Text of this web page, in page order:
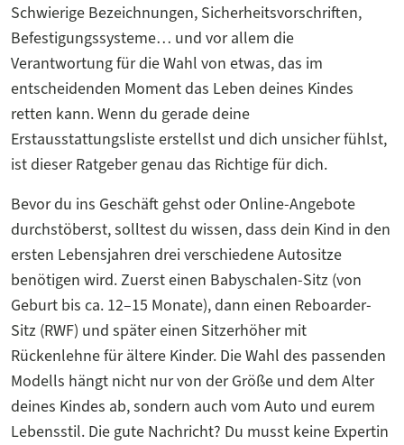
Schwierige Bezeichnungen, Sicherheitsvorschriften,
Befestigungssysteme… und vor allem die
Verantwortung für die Wahl von etwas, das im
entscheidenden Moment das Leben deines Kindes
retten kann. Wenn du gerade deine
Erstausstattungsliste erstellst und dich unsicher fühlst,
ist dieser Ratgeber genau das Richtige für dich.
Bevor du ins Geschäft gehst oder Online-Angebote
durchstöberst, solltest du wissen, dass dein Kind in den
ersten Lebensjahren drei verschiedene Autositze
benötigen wird. Zuerst einen Babyschalen-Sitz (von
Geburt bis ca. 12–15 Monate), dann einen Reboarder-
Sitz (RWF) und später einen Sitzerhöher mit
Rückenlehne für ältere Kinder. Die Wahl des passenden
Modells hängt nicht nur von der Größe und dem Alter
deines Kindes ab, sondern auch vom Auto und eurem
Lebensstil. Die gute Nachricht? Du musst keine Expertin